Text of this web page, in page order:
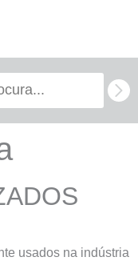
usados na indústria